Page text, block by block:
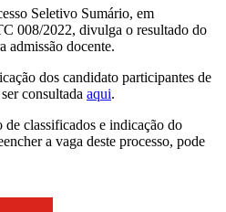
Seletivo Sumário, em
008/2022, divulga o resultado do
admissão docente.
dos candidato participantes de
consultada aqui.
classificados e indicação do
a vaga deste processo, pode